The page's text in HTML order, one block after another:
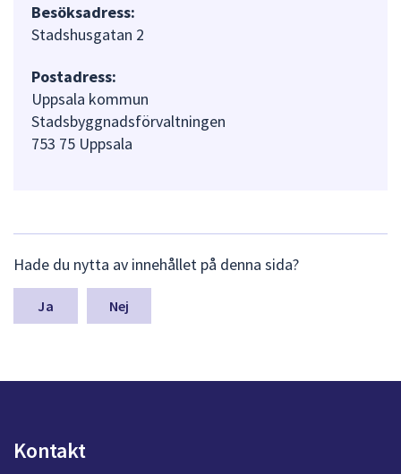
Besöksadress:
Stadshusgatan 2
Postadress:
Uppsala kommun
Stadsbyggnadsförvaltningen
753 75 Uppsala
ä
m
a
n
k
Hade du nytta av innehållet på denna sida?
Nej
Kontakt